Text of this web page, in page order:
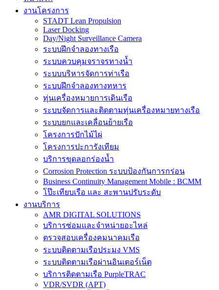
งานโครงการ
STADT Lean Propulsion
Laser Docking
Day/Night Surveillance Camera
ระบบฝึกจำลองทางเรือ
ระบบควบคุมจราจรทางน้ำ
ระบบบริหารจัดการท่าเรือ
ระบบฝึกจำลองทางทหาร
ทุ่นเครื่องหมายการเดินเรือ
ระบบจัดการและติดตามทุ่นเครื่องหมายทางเรือ
ระบบยกและเคลื่อนย้ายเรือ
โครงการปักไม้ไผ่
โครงการปะการังเทียม
บริการขุดลอกร่องน้ำ
Corrosion Protection ระบบป้องกันการกร่อน
Business Continuity Management Mobile : BCMM
โป๊ะเทียบเรือ และ สะพานปรับระดับ
งานบริการ
AMR DIGITAL SOLUTIONS
บริการซ่อมและจำหน่ายอะไหล่
ตรวจสอบเครื่องคมนาคมเรือ
ระบบติดตามเรือประมง VMS
ระบบติดตามเรือผ่านอินเตอร์เน็ต
บริการติดตามเรือ PurpleTRAC
VDR/SVDR (APT)